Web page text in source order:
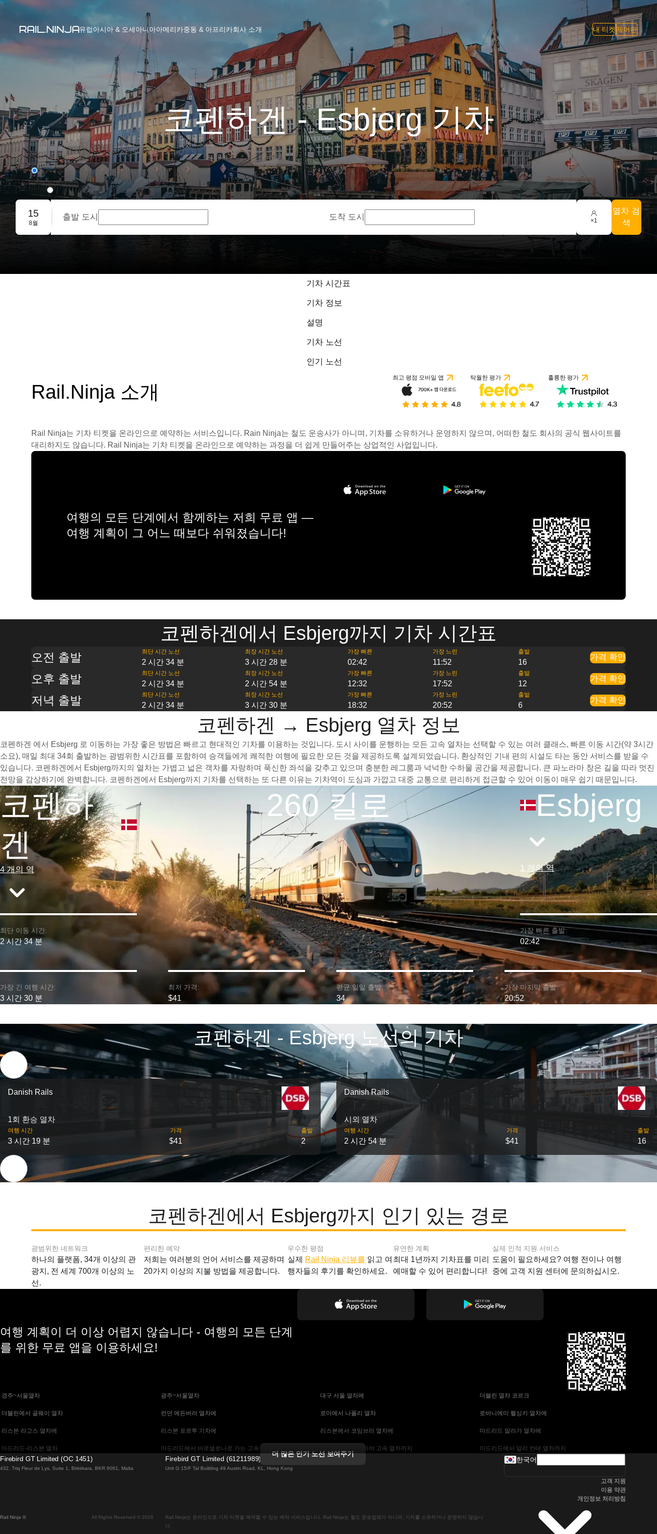
유럽아시아 & 오세아니아아메리카중동 & 아프리카회사 소개 내 티켓제어판
코펜하겐 - Esbjerg 기차
편도
왕복
단체 예약
15
8월
출발 도시 도착 도시 ×1
열차 검
색
기차 시간표
기차 정보
설명
기차 노선
인기 노선
Rail.Ninja 소개
최고 평점 모바일 앱 탁월한 평가 훌륭한 평가
Rail Ninja는 기차 티켓을 온라인으로 예약하는 서비스입니다. Rain Ninja는 철도 운송사가 아니며, 기차를 소유하거나 운영하지 않으며, 어떠한 철도 회사의 공식 웹사이트를
대리하지도 않습니다. Rail Ninja는 기차 티켓을 온라인으로 예약하는 과정을 더 쉽게 만들어주는 상업적인 사업입니다.
여행의 모든 단계에서 함께하는 저희 무료 앱 —
여행 계획이 그 어느 때보다 쉬워졌습니다!
코펜하겐에서 Esbjerg까지 기차 시간표
오전 출발 최단 시간 노선
2 시간 34 분
최장 시간 노선
3 시간 28 분
가장 빠른
02:42
가장 느린
11:52
출발
16
가격 확인
오후 출발 최단 시간 노선
2 시간 34 분
최장 시간 노선
2 시간 54 분
가장 빠른
12:32
가장 느린
17:52
출발
12
가격 확인
저녁 출발 최단 시간 노선
2 시간 34 분
최장 시간 노선
3 시간 30 분
가장 빠른
18:32
가장 느린
20:52
출발
6
가격 확인
코펜하겐 → Esbjerg 열차 정보
코펜하겐 에서 Esbjerg 로 이동하는 가장 좋은 방법은 빠르고 현대적인 기차를 이용하는 것입니다. 도시 사이를 운행하는 모든 고속 열차는 선택할 수 있는 여러 클래스, 빠른 이동 시간(약 3시간
소요), 매일 최대 34회 출발하는 광범위한 시간표를 포함하여 승객들에게 쾌적한 여행에 필요한 모든 것을 제공하도록 설계되었습니다. 환상적인 기내 편의 시설도 타는 동안 서비스를 받을 수
있습니다. 코펜하겐에서 Esbjerg까지의 열차는 가볍고 넓은 객차를 자랑하며 푹신한 좌석을 갖추고 있으며 충분한 레그룸과 넉넉한 수하물 공간을 제공합니다. 큰 파노라마 창은 길을 따라 멋진
전망을 감상하기에 완벽합니다. 코펜하겐에서 Esbjerg까지 기차를 선택하는 또 다른 이유는 기차역이 도심과 가깝고 대중 교통으로 편리하게 접근할 수 있어 이동이 매우 쉽기 때문입니다.
코펜하
겐
4 개의 역
260 킬로 Esbjerg
1 개의 역
최단 이동 시간:
2 시간 34 분
가장 빠른 출발:
02:42
가장 긴 여행 시간:
3 시간 30 분
최저 가격:
$41
평균 일일 출발:
34
가장 마지막 출발:
20:52
코펜하겐 - Esbjerg 노선의 기차
Danish Rails
1회 환승 열차
여행 시간
3 시간 19 분
가격
$41
출발
2
Danish Rails
시외 열차
여행 시간
2 시간 54 분
가격
$41
출발
16
코펜하겐에서 Esbjerg까지 인기 있는 경로
9 / 10점, 1개 리뷰 기준
광범위한 네트워크
하나의 플랫폼, 34개 이상의 관
광지, 전 세계 700개 이상의 노
선.
편리한 예약
저희는 여러분의 언어 서비스를 제공하며
20가지 이상의 지불 방법을 제공합니다.
우수한 평점
실제 Rail Ninja 리뷰를 읽고 여
행자들의 후기를 확인하세요.
유연한 계획
최대 1년까지 기차표를 미리
예매할 수 있어 편리합니다!
실제 인적 지원 서비스
도움이 필요하세요? 여행 전이나 여행
중에 고객 지원 센터에 문의하십시오.
여행 계획이 더 이상 어렵지 않습니다 - 여행의 모든 단계
를 위한 무료 앱을 이용하세요!
경주~서울열차 광주~서울열차 대구 서울 열차에 더블린 열차 코르크
더블린에서 골웨이 열차 런던 에든버러 열차에 로마에서 나폴리 열차 로바니에미 헬싱키 열차에
리스본 라고스 열차에 리스본 포르투 기차에 리스본에서 코임브라 열차에 마드리드 말라가 열차에
마드리드-리스본 열차 마드리드에서 바르셀로나로 가는 고속 열차 마드리드에서 세비야 고속 열차까지 마드리드에서 알리 칸테 열차까지
말라가 마드리드 기차에 바르셀로나 마드리드 기차에 바르셀로나-말라가 열차
비엔나 부다페스트 기차에 비엔나에서 잘츠부르크 열차 비엔나에서 프라하 고속 열차에 서울~울산열차
더 많은 인기 노선 보여주기
Firebird GT Limited (OC 1451)
432, Triq Fleur de Lys, Suite 1, Birkirkara, BKR 9061, Malta
Firebird GT Limited (61211989)
Unit G 15/F Tal Building 49 Austin Road, KL, Hong Kong
Rail Ninja ® All Rights Reserved © 2026
Rail Ninja는 온라인으로 기차 티켓을 예약할 수 있는 예약 서비스입니다. Rail Ninja는 철도 운송업체가 아니며, 기차를 소유하거나 운영하지 않습니
다.
한국어
고객 지원
이용 약관
개인정보 처리방침